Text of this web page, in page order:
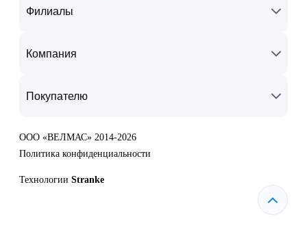
Филиалы
Компания
Покупателю
ООО «ВЕЛМАС» 2014-2026
Политика конфиденциальности
Технологии Stranke